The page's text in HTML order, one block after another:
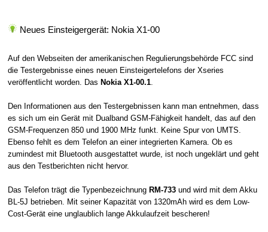
Neues Einsteigergerät: Nokia X1-00
Auf den Webseiten der amerikanischen Regulierungsbehörde FCC sind
die Testergebnisse eines neuen Einsteigertelefons der Xseries
veröffentlicht worden. Das Nokia X1-00.1.
Den Informationen aus den Testergebnissen kann man entnehmen, dass
es sich um ein Gerät mit Dualband GSM-Fähigkeit handelt, das auf den
GSM-Frequenzen 850 und 1900 MHz funkt. Keine Spur von UMTS.
Ebenso fehlt es dem Telefon an einer integrierten Kamera. Ob es
zumindest mit Bluetooth ausgestattet wurde, ist noch ungeklärt und geht
aus den Testberichten nicht hervor.
Das Telefon trägt die Typenbezeichnung RM-733und wird mit dem Akku
BL-5J betrieben. Mit seiner Kapazität von 1320mAh wird es dem Low-
Cost-Gerät eine unglaublich lange Akkulaufzeit bescheren!